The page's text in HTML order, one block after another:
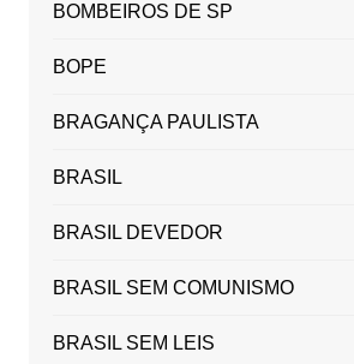
BOMBEIROS DE SP
BOPE
BRAGANÇA PAULISTA
BRASIL
BRASIL DEVEDOR
BRASIL SEM COMUNISMO
BRASIL SEM LEIS